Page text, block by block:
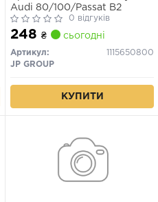
Audi 80/100/Passat B2
0 відгуків
248 ₴ сьогодні
Артикул:
1115650800
JP GROUP
КУПИТИ